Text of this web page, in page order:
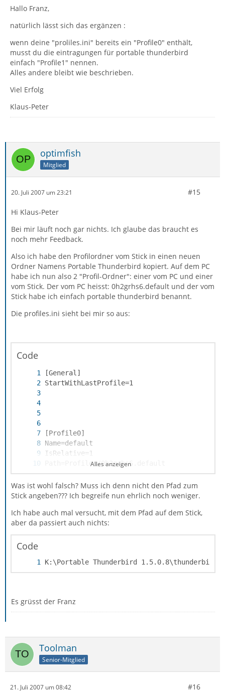
Hallo Franz,
natürlich lässt sich das ergänzen :
wenn deine "proliles.ini" bereits ein "Profile0" enthält,
musst du die eintragungen für portable thunderbird
einfach "Profile1" nennen.
Alles andere bleibt wie beschrieben.
Viel Erfolg
Klaus-Peter
optimfish
Mitglied
20. Juli 2007 um 23:21 #15
Hi Klaus-Peter
Bei mir läuft noch gar nichts. Ich glaube das braucht es
noch mehr Feedback.
Also ich habe den Profilordner vom Stick in einen neuen
Ordner Namens Portable Thunderbird kopiert. Auf dem PC
habe ich nun also 2 "Profil-Ordner": einer vom PC und einer
vom Stick. Der vom PC heisst: 0h2grhs6.default und der vom
Stick habe ich einfach portable thunderbird benannt.
Die profiles.ini sieht bei mir so aus:
Code
Alles anzeigen
Was ist wohl falsch? Muss ich denn nicht den Pfad zum
Stick angeben??? Ich begreife nun ehrlich noch weniger.
Ich habe auch mal versucht, mit dem Pfad auf dem Stick,
aber da passiert auch nichts:
Code
K:\Portable Thunderbird
Es grüsst der Franz
Toolman
Senior-Mitglied
21. Juli 2007 um 08:42 #16